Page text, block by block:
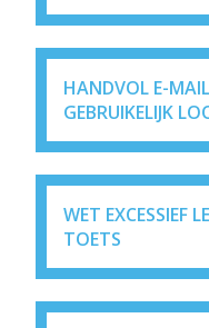
HANDVOL E-
GEBRUIKELIJK
WET EXCESSIEF
TOETS